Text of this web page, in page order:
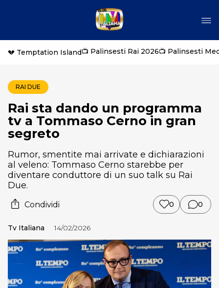
💔 Temptation Island📺 Palinsesti Rai 2026📺 Palinsesti
RAI DUE
Rai sta dando un programma
tv a Tommaso Cerno in gran
segreto
Rumor, smentite mai arrivate e dichiarazioni
al veleno: Tommaso Cerno starebbe per
diventare conduttore di un suo talk su Rai
Due.
Condividi 0 0
Tv Italiana 14/02/2026